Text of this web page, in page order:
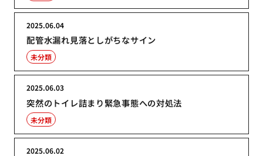
配管水漏れ見落としがちなサイン
2025.06.04
未分類
突然のトイレ詰まり緊急事態への対処法
2025.06.03
未分類
2025.06.02